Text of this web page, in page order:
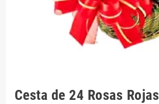
Cesta de 24 Rosas Rojas